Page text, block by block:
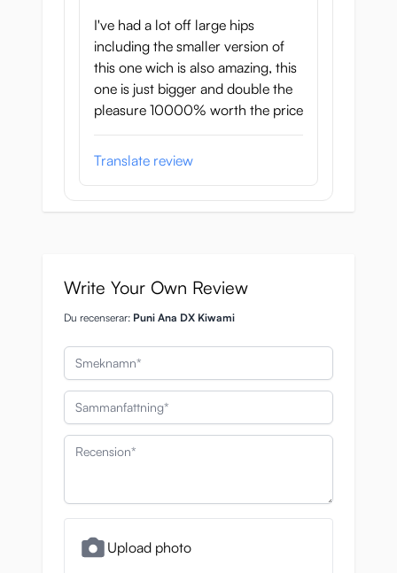
I've had a lot off large hips
including the smaller version of
this one wich is also amazing, this
one is just bigger and double the
pleasure 10000% worth the price
Translate review
Write Your Own Review
Du recenserar: Puni Ana DX Kiwami
Smeknamn
Sammanfattning
Recension
Upload photo